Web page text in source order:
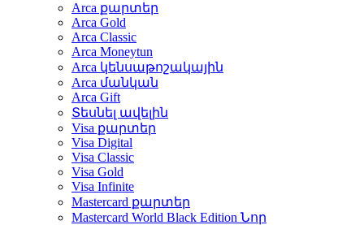
Arca քարտեր
Arca Gold
Arca Classic
Arca Moneytun
Arca կենսաթոշակային
Arca մանկան
Arca Gift
Տեսնել ավելին
Visa քարտեր
Visa Digital
Visa Classic
Visa Gold
Visa Infinite
Mastercard քարտեր
Mastercard World Black Edition Նոր